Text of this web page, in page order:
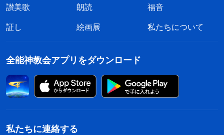
讃美歌
朗読
福音
証し
絵画展 私たちについて
全能神教会アプリをダウンロード
私たちに連絡する